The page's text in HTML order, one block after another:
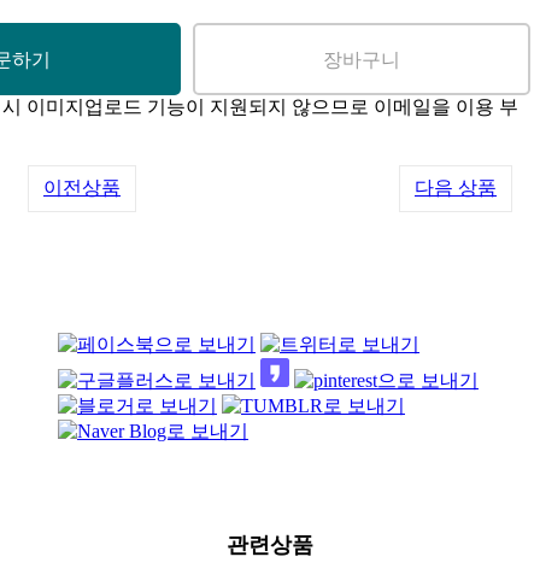
이미지업로드 기능이 지원되지 않으므로 이메일을 이용 부
이전상품 다음 상품
관련상품